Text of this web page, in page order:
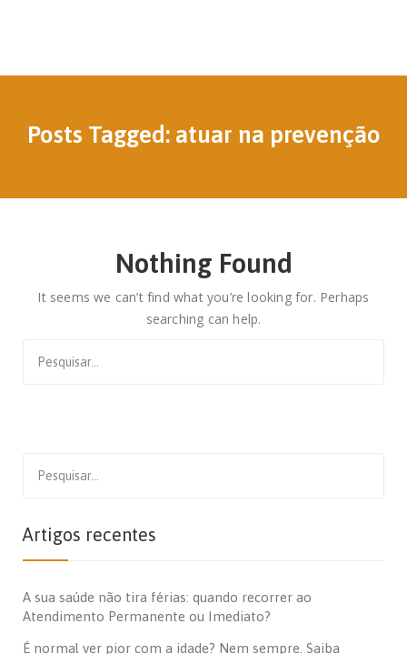
Posts Tagged: atuar na prevenção
Nothing Found
It seems we can’t find what you’re looking for. Perhaps
searching can help.
for:
for:
Artigos recentes
A sua saúde não tira férias: quando recorrer ao
Atendimento Permanente ou Imediato?
É normal ver pior com a idade? Nem sempre. Saiba